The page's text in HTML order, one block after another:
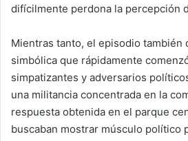
difícilmente perdona la percepción
Mientras tanto, el episodio también
simbólica que rápidamente
simpatizantes y adversarios
una militancia concentrada en la
respuesta obtenida en el parque
buscaban mostrar músculo político